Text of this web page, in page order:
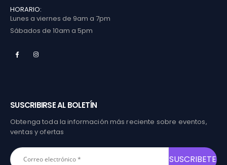
HORARIO:
Lunes a viernes de 9am a 7pm
Sábados de 10am a 5pm
SUSCRIBIRSE AL BOLETÍN
Obtenga toda la información más reciente sobre eventos,
ventas y ofertas